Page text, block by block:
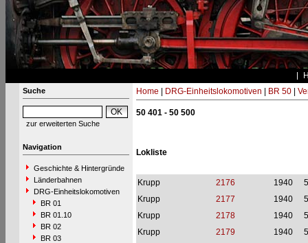
Suche
zur erweiterten Suche
Navigation
Geschichte & Hintergründe
Länderbahnen
DRG-Einheitslokomotiven
BR 01
BR 01.10
BR 02
BR 03
Home DRG-Einheitslokomotiven BR 50|
50 401 - 50 500
Lokliste
Krupp 2176 1940
Krupp
2177 1940
Krupp
2178 1940
Krupp
2179 1940